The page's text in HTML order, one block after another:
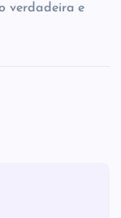
verdadeira e